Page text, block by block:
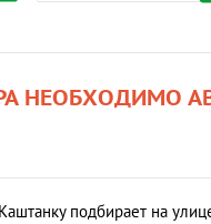
НЕОБХОДИМО
подбирает на